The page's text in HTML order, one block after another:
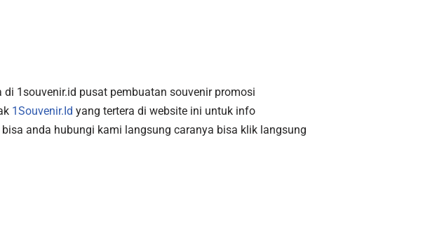
1souvenir.id pusat pembuatan souvenir promosi
1Souvenir.Id yang tertera di website ini untuk info
anda hubungi kami langsung caranya bisa klik langsung